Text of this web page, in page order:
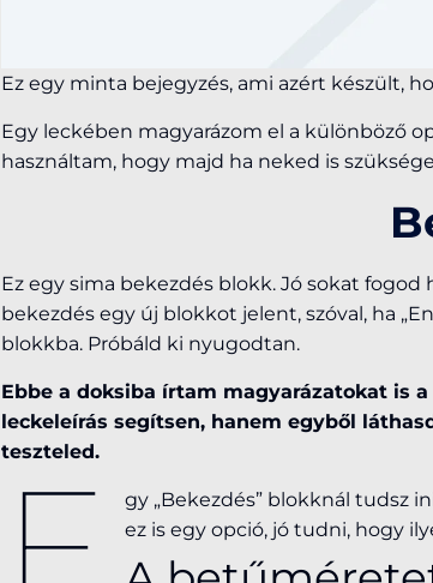
Ez egy minta bejegyzés, ami azért készült,
Egy leckében magyarázom el a különböző
használtam, hogy majd ha neked is
Ez egy sima bekezdés blokk. Jó sokat
bekezdés egy új blokkot jelent, szóval, ha
blokkba. Próbáld ki nyugodtan.
Ebbe a doksiba írtam magyarázatokat is
leckeleírás segítsen, hanem egyből
teszteled.
gy „Bekezdés” blokknál tudsz
ez is egy opció, jó tudni, hogy